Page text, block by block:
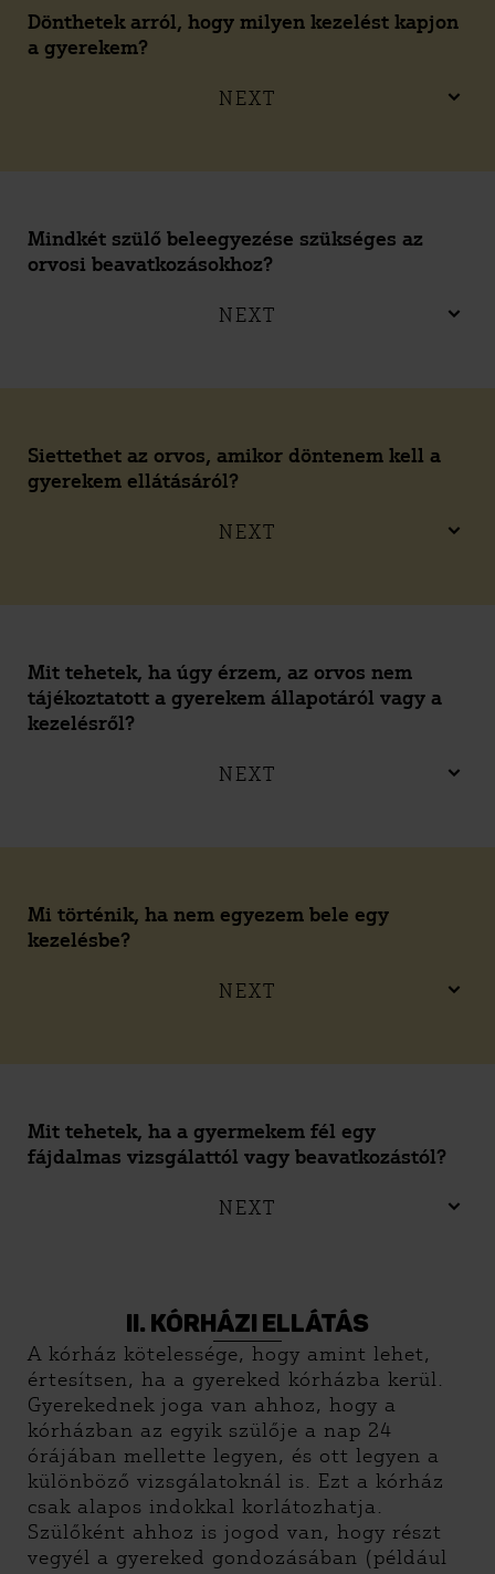
Dönthetek arról, hogy milyen kezelést kapjon
a gyerekem?
NEXT
Mindkét szülő beleegyezése szükséges az
orvosi beavatkozásokhoz?
NEXT
Siettethet az orvos, amikor döntenem kell a
gyerekem ellátásáról?
NEXT
Mit tehetek, ha úgy érzem, az orvos nem
tájékoztatott a gyerekem állapotáról vagy a
kezelésről?
NEXT
Mi történik, ha nem egyezem bele egy
kezelésbe?
NEXT
Mit tehetek, ha a gyermekem fél egy
fájdalmas vizsgálattól vagy beavatkozástól?
NEXT
II. KÓRHÁZI ELLÁTÁS
A kórház kötelessége, hogy amint lehet,
értesítsen, ha a gyereked kórházba kerül.
Gyerekednek joga van ahhoz, hogy a
kórházban az egyik szülője a nap 24
órájában mellette legyen, és ott legyen a
különböző vizsgálatoknál is. Ezt a kórház
csak alapos indokkal korlátozhatja.
Szülőként ahhoz is jogod van, hogy részt
vegyél a gyereked gondozásában (például